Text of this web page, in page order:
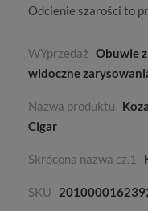
Odcienie szarości to
WYprzedaż Obuwie
widoczne
Nazwa produktu
Cigar
Skrócona nazwa cz.1
SKU